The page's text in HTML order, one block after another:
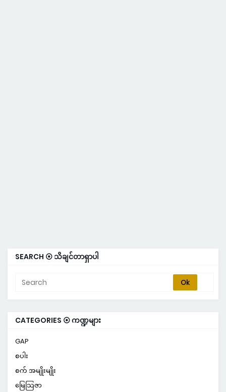
SEARCH ⦿ သိချင်တာရှာပါ
CATEGORIES ⦿ ကဏ္ဍများ
GAP
စပါး
စက် အမျိုးမျိုး
မြေသြဇာ